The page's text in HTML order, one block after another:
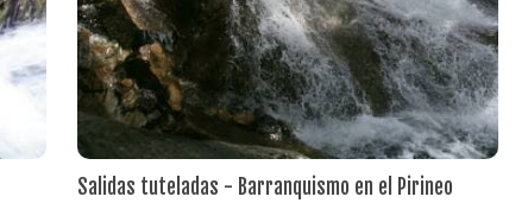
Salidas tuteladas - Barranquismo en el Pirineo